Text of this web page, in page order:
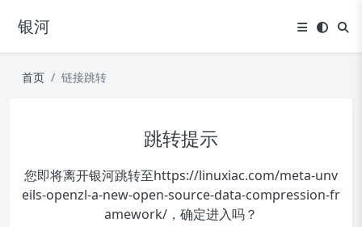
银河
首页 链接跳转
跳转提示
您即将离开银河跳转至https://linuxiac.com/meta-unv
eils-openzl-a-new-open-source-data-compression-fr
amework/ ，确定进入吗？